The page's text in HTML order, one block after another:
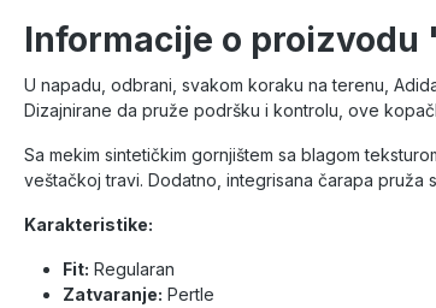
Informacije o proizvodu
U napadu, odbrani, svakom koraku na terenu,
Dizajnirane da pruže podršku i kontrolu, ove
Sa mekim sintetičkim gornjištem sa blagom
veštačkoj travi. Dodatno, integrisana čarapa
Karakteristike:
Fit: Regularan
Zatvaranje: Pertle